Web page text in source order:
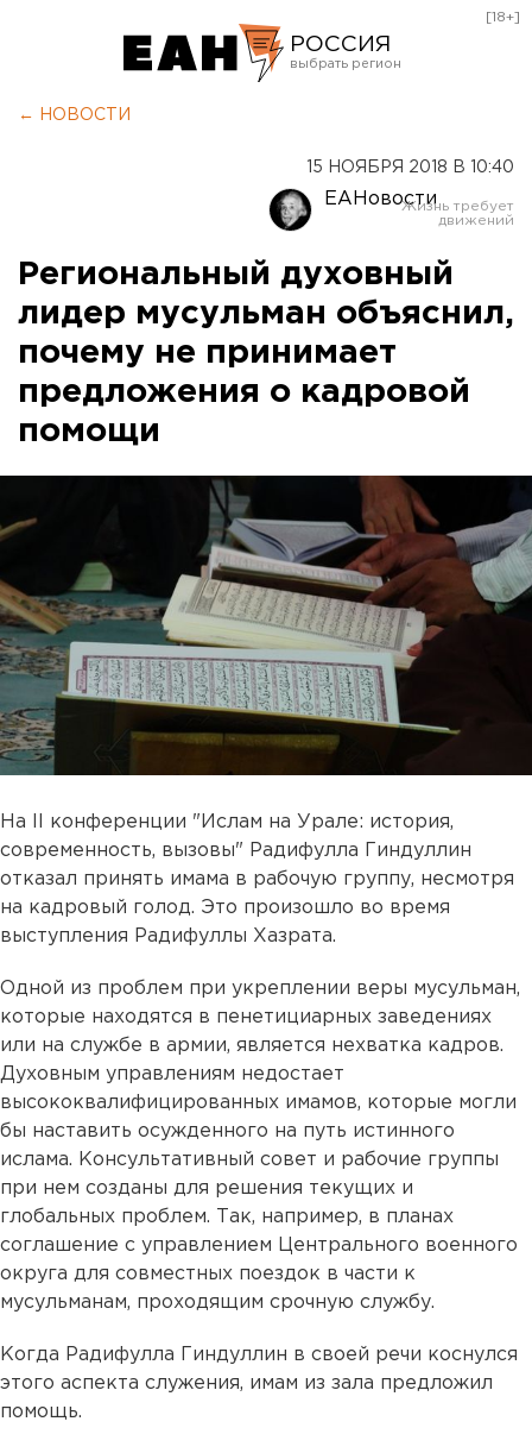
РОССИЯ
Оренбург
[18+]
← НОВОСТИ
15 НОЯБРЯ 2018 В 10:40
ЕАНовости
Региональный духовный
лидер мусульман объяснил,
почему не принимает
предложения о кадровой
помощи
На II конференции "Ислам на Урале: история,
современность, вызовы" Радифулла Гиндуллин
отказал принять имама в рабочую группу, несмотря
на кадровый голод. Это произошло во время
выступления Радифуллы Хазрата.
Одной из проблем при укреплении веры мусульман,
которые находятся в пенетициарных заведениях
или на службе в армии, является нехватка кадров.
Духовным управлениям недостает
высококвалифицированных имамов, которые могли
бы наставить осужденного на путь истинного
ислама. Консультативный совет и рабочие группы
при нем созданы для решения текущих и
глобальных проблем. Так, например, в планах
соглашение с управлением Центрального военного
округа для совместных поездок в части к
мусульманам, проходящим срочную службу.
Когда Радифулла Гиндуллин в своей речи коснулся
этого аспекта служения, имам из зала предложил
помощь.